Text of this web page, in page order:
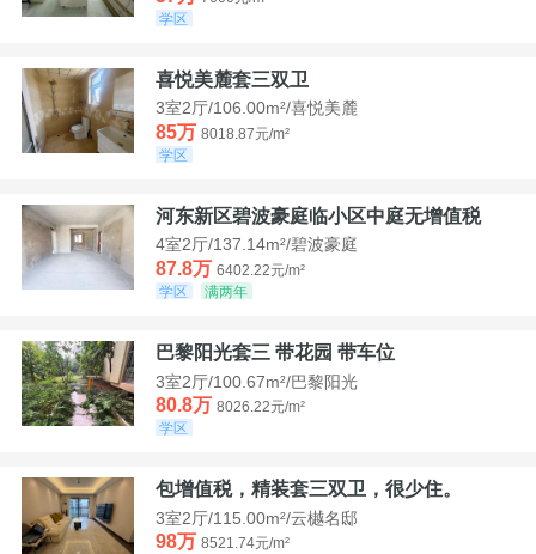
学区
喜悦美麓套三双卫
3室2厅/106.00m²/喜悦美麓
85万 8018.87元/m²
学区
河东新区碧波豪庭临小区中庭无增值税
4室2厅/137.14m²/碧波豪庭
87.8万 6402.22元/m²
学区
满两年
巴黎阳光套三 带花园 带车位
3室2厅/100.67m²/巴黎阳光
80.8万 8026.22元/m²
学区
包增值税，精装套三双卫，很少住。
3室2厅/115.00m²/云樾名邸
98万 8521.74元/m²